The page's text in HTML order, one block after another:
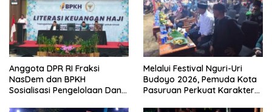
Anggota DPR RI Fraksi
NasDem dan BPKH
Sosialisasi Pengelolaan Dana
Melalui Festival Nguri-Uri
Budoyo 2026, Pemuda Kota
Pasuruan Perkuat Karakter